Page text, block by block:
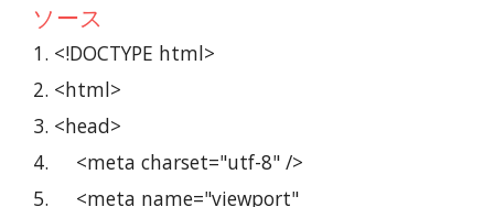
ソース
<!DOCTYPE html>
<html>
<head>
    <meta charset="utf-8" />